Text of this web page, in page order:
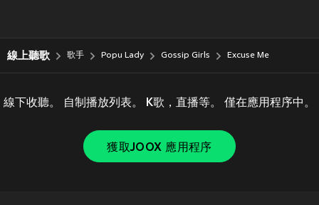
線上聽歌 歌手 Popu Lady Gossip Girls Excuse Me
線下收聽。 自制播放列表。 K歌，直播等。 僅在應用程序中。
獲取JOOX 應用程序